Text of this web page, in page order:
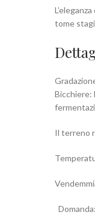
tome
Bicchiere:
Il terreno